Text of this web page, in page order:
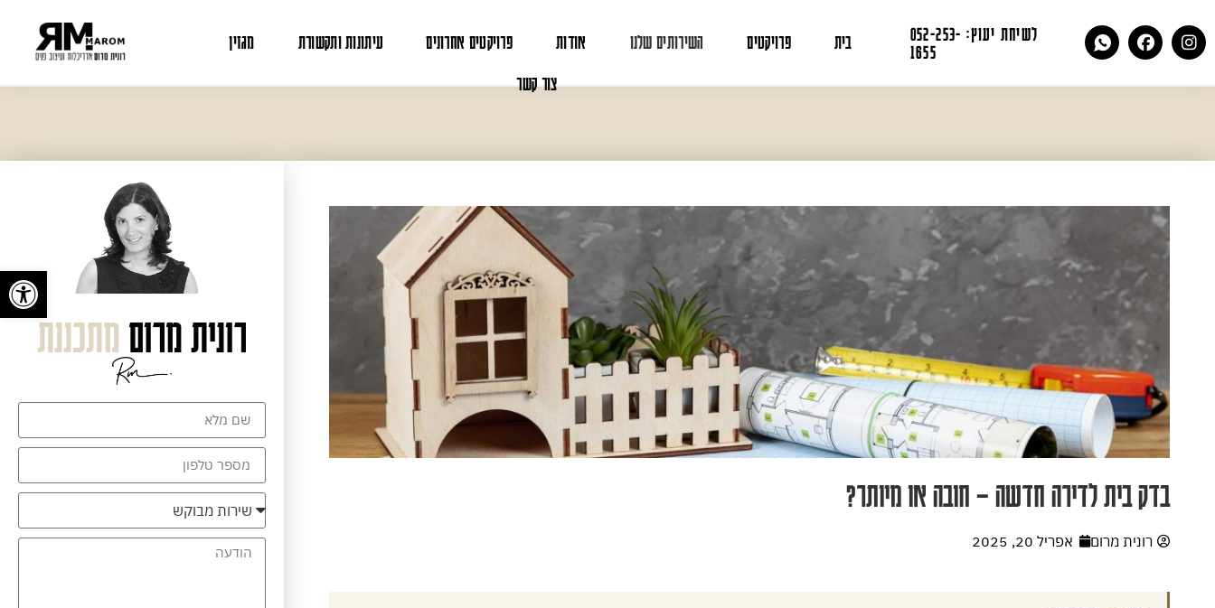
לשיחת יעוץ: 052-253-
1655
בית פרויקטים השירותים שלנו אודות פרויקטים אחרונים עיתונות ותקשורת
מגזין
צור קשר
בדק בית לדירה חדשה – חובה או מיותר?
רונית מרום אפריל 20, 2025
רונית מרום מתכננת